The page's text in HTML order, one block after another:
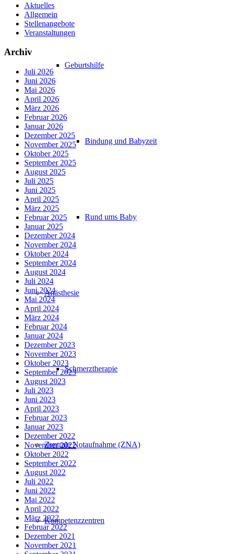
Geburtshilfe
Bindung und Babyzeit
Rund ums Baby
Anästhesie
Schmerztherapie
Zentrale Notaufnahme (ZNA)
Kompetenzzentren
Aktuelles
Allgemein
Stellenangebote
Veranstaltungen
Archiv
Juli 2026
Juni 2026
Mai 2026
April 2026
März 2026
Februar 2026
Januar 2026
Dezember 2025
November 2025
Oktober 2025
September 2025
August 2025
Juli 2025
Juni 2025
April 2025
März 2025
Februar 2025
Januar 2025
Dezember 2024
November 2024
Oktober 2024
September 2024
August 2024
Juli 2024
Juni 2024
Mai 2024
April 2024
März 2024
Februar 2024
Januar 2024
Dezember 2023
November 2023
Oktober 2023
September 2023
August 2023
Juli 2023
Juni 2023
April 2023
Februar 2023
Januar 2023
Dezember 2022
November 2022
Oktober 2022
September 2022
August 2022
Juli 2022
Juni 2022
Mai 2022
April 2022
März 2022
Februar 2022
Dezember 2021
November 2021